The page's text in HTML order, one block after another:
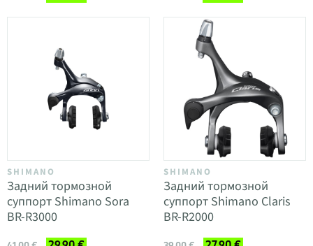
SHIMANO
Задний тормозной
суппорт Shimano Sora
BR-R3000
SHIMANO
Задний тормозной
суппорт Shimano Claris
BR-R2000